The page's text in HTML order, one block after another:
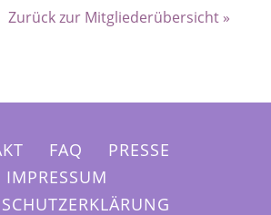
Zurück zur Mitgliederübersicht »
FAQ
PRESSE
IMPRESSUM